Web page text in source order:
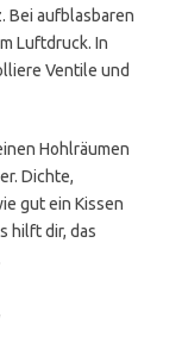
Bei aufblasbaren
Luftdruck. In
Ventile und
Hohlräumen
Dichte,
gut ein Kissen
hilft dir, das